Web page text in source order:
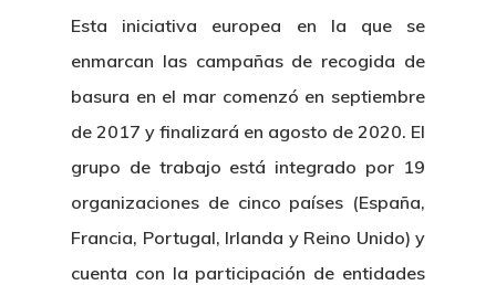
Esta iniciativa europea en la que se
enmarcan las campañas de recogida de
basura en el mar comenzó en septiembre
de 2017 y finalizará en agosto de 2020. El
grupo de trabajo está integrado por 19
organizaciones de cinco países (España,
Francia, Portugal, Irlanda y Reino Unido) y
cuenta con la participación de entidades